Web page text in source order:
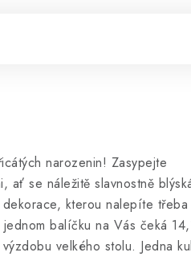
narozenin! Zasypejte
ať se náležitě slavnostně
kterou nalepíte třeba
balíčku na Vás čeká
velkého stolu. Jedna